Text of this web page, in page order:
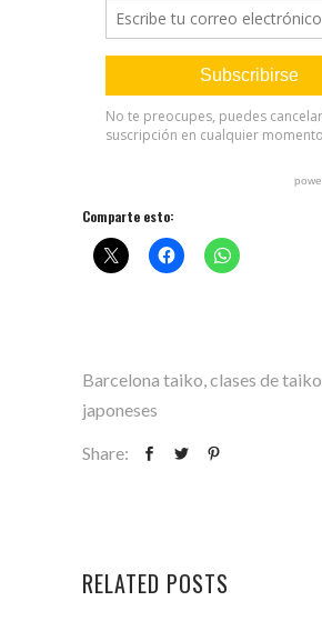
Comparte esto:
Barcelona taiko,clases de taiko
japoneses
Share:
RELATED POSTS